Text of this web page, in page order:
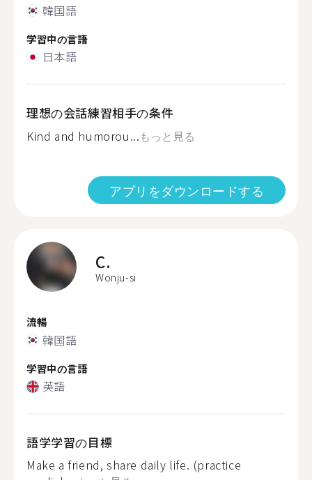
韓国語
学習中の言語
日本語
理想の会話練習相手の条件
Kind and humorou...もっと見る
アプリをダウンロードする
C.
Wonju-si
流暢
韓国語
学習中の言語
英語
語学学習の目標
Make a friend, share daily life. (practice